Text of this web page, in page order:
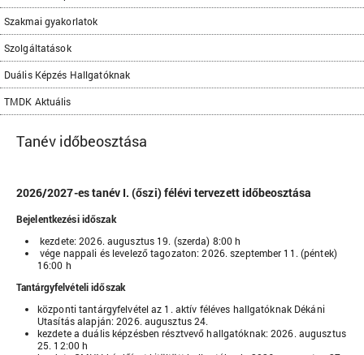
Szakmai gyakorlatok
Szolgáltatások
Duális Képzés Hallgatóknak
TMDK Aktuális
Tanév időbeosztása
2026/2027-es tanév I. (őszi) félévi tervezett időbeosztása
Bejelentkezési időszak
kezdete: 2026. augusztus 19. (szerda) 8:00 h
vége nappali és levelező tagozaton: 2026. szeptember 11. (péntek)
16:00 h
Tantárgyfelvételi időszak
központi tantárgyfelvétel az 1. aktív féléves hallgatóknak Dékáni
Utasítás alapján: 2026. augusztus 24.
kezdete a duális képzésben résztvevő hallgatóknak: 2026. augusztus
25. 12:00 h